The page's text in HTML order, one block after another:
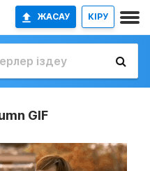
ЖАСАУ КІРУ
GIF